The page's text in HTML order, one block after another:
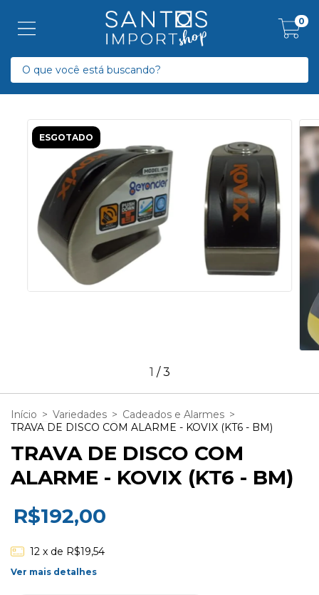
0
ESGOTADO
1 /3
Início > Variedades > Cadeados e Alarmes >
TRAVA DE DISCO COM ALARME - KOVIX (KT6 - BM)
TRAVA DE DISCO COM
ALARME - KOVIX (KT6 - BM)
R$192,00
12 x de R$19,54
Ver mais detalhes